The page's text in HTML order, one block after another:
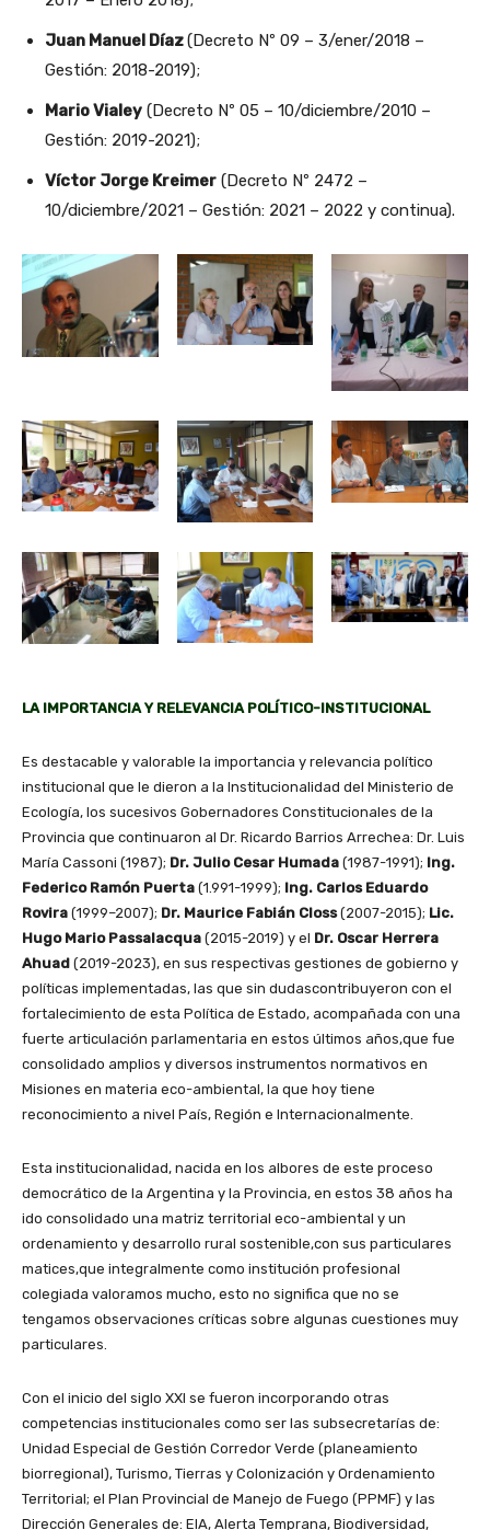
Juan Manuel Díaz(Decreto Nº 09 – 3/ener/2018 –
Gestión: 2018-2019);
Mario Vialey (Decreto Nº 05 – 10/diciembre/2010 –
Gestión: 2019-2021);
Víctor Jorge Kreimer (Decreto Nº 2472 –
10/diciembre/2021 – Gestión: 2021 – 2022 y continua).
LA IMPORTANCIA Y RELEVANCIA POLÍTICO-INSTITUCIONAL
Es destacable y valorable la importancia y relevancia político
institucional que le dieron a la Institucionalidad del Ministerio de
Ecología, los sucesivos Gobernadores Constitucionales de la
Provincia que continuaron al Dr. Ricardo Barrios Arrechea: Dr. Luis
María Cassoni (1987); Dr. Julio Cesar Humada (1987-1991); Ing.
Federico Ramón Puerta (1.991-1999); Ing. Carlos Eduardo
Rovira (1999–2007); Dr. Maurice Fabián Closs(2007-2015); Lic.
Hugo Mario Passalacqua (2015-2019) y el Dr. Oscar Herrera
Ahuad (2019-2023), en sus respectivas gestiones de gobierno y
políticas implementadas, las que sin dudascontribuyeron con el
fortalecimiento de esta Política de Estado, acompañada con una
fuerte articulación parlamentaria en estos últimos años,que fue
consolidado amplios y diversos instrumentos normativos en
Misiones en materia eco-ambiental, la que hoy tiene
reconocimiento a nivel País, Región e Internacionalmente.
Esta institucionalidad, nacida en los albores de este proceso
democrático de la Argentina y la Provincia, en estos 38 años ha
ido consolidado una matriz territorial eco-ambiental y un
ordenamiento y desarrollo rural sostenible,con sus particulares
matices,que integralmente como institución profesional
colegiada valoramos mucho, esto no significa que no se
tengamos observaciones críticas sobre algunas cuestiones muy
particulares.
Con el inicio del siglo XXI se fueron incorporando otras
competencias institucionales como ser las subsecretarías de:
Unidad Especial de Gestión Corredor Verde (planeamiento
biorregional), Turismo, Tierras y Colonización y Ordenamiento
Territorial; el Plan Provincial de Manejo de Fuego (PPMF) y las
Dirección Generales de: EIA, Alerta Temprana, Biodiversidad,